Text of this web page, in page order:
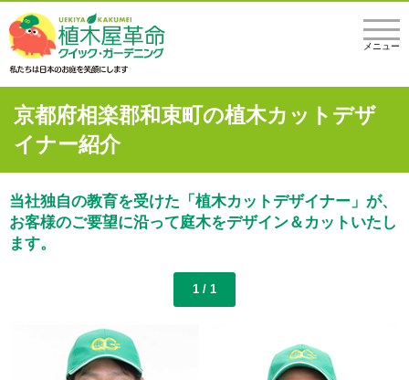
メニュー
京都府相楽郡和束町の植木カットデザ
イナー紹介
当社独自の教育を受けた「植木カットデザイナー」が、
お客様のご要望に沿って庭木をデザイン＆カットいたし
ます。
1 / 1